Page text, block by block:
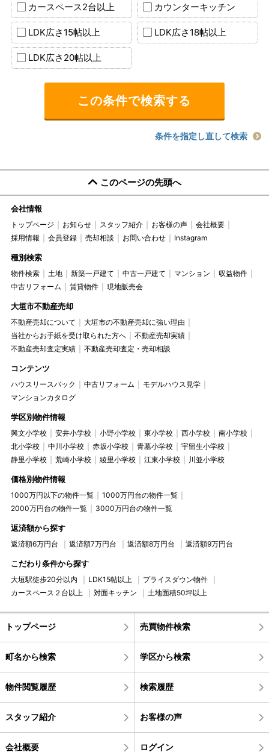
カースペース2台以上 カウンターキッチン
LDK広さ15帖以上 LDK広さ18帖以上
LDK広さ20帖以上
条件を指定し直して検索
このページの先頭へ
会社情報
トップページ お知らせ スタッフ紹介 お客様の声
会社概要
採用情報
会員登録 売却相談 お問い合わせ Instagram
種別検索
物件検索 土地 新築一戸建て 中古一戸建て マンション
収益物件
中古リフォーム
賃貸物件 現地販売会
大垣市不動産売却
不動産売却について
大垣市の不動産売却に強い理由
当社からお手紙を受け取られた方へ
不動産売却実績
不動産売却査定実績
不動産売却査定・売却相談
コンテンツ
ハウスリースバック 中古リフォーム
モデルハウス見学
マンションカタログ
学区別物件情報
興文小学校 安井小学校 小野小学校 東小学校 西小学校
南小学校
北小学校
中川小学校 赤坂小学校 青墓小学校
宇留生小学校
静里小学校
荒崎小学校 綾里小学校 江東小学校 川並小学校
価格別物件情報
1000万円以下の物件一覧
1000万円台の物件一覧
2000万円台の物件一覧
3000万円台の物件一覧
返済額から探す
返済額6万円台 返済額7万円台 返済額8万円台 返済額9万円台
こだわり条件から探す
大垣駅徒歩20分以内 LDK15帖以上
プライスダウン物件
カースペース２台以上
対面キッチン 土地面積50坪以上
トップページ 売買物件検索
町名から検索 学区から検索
物件閲覧履歴 検索履歴
スタッフ紹介 お客様の声
会社概要 ログイン